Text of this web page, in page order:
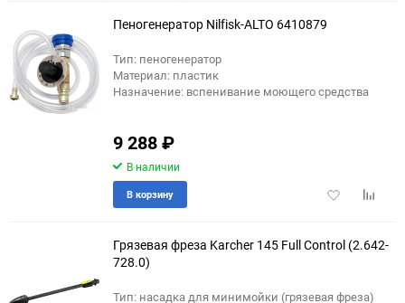
Пеногенератор Nilfisk-ALTO 6410879
Тип: пеногенератор
Материал: пластик
Назначение: вспенивание моющего средства
9 288₽
В наличии
Добавить
В корзину
Грязевая фреза Karcher 145 Full Control (2.642-
728.0)
Тип: насадка для минимойки (грязевая фреза)